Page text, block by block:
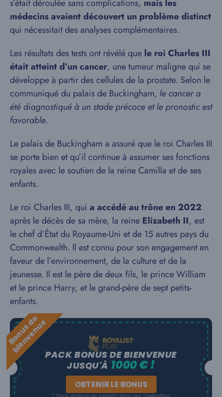
s’était déroulée sans complications, mais les
médecins avaient découvert un problème distinct
qui nécessitait des analyses complémentaires.
Les résultats des tests ont révélé que le roi Charles III
était atteint d’un cancer, une tumeur maligne qui se
développe à partir des cellules de la prostate. Selon le
communiqué du palais de Buckingham, le cancer a
été diagnostiqué à un stade précoce et le pronostic est
favorable.
Le palais de Buckingham a assuré que le roi Charles III
se porte bien et qu’il continue à assumer ses fonctions
royales avec le soutien de la reine Camilla et de ses
enfants.
Le roi Charles III, qui a accédé au trône en 2022
après le décès de sa mère, la reine Elizabeth II, est
le chef d’État du Royaume-Uni et de 15 autres pays du
Commonwealth. Il est connu pour son engagement en
faveur de l’environnement, de la culture et de la
jeunesse. Il est le père de deux fils, le prince William
et le prince Harry, et le grand-père de sept petits-
enfants.
B
o
n
u
s
d
e
b
i
e
n
v
e
n
u
ePACK BONUS DE BIENVENUE
JUSQU'À 1000 € !
OBTENIR LE BONUS